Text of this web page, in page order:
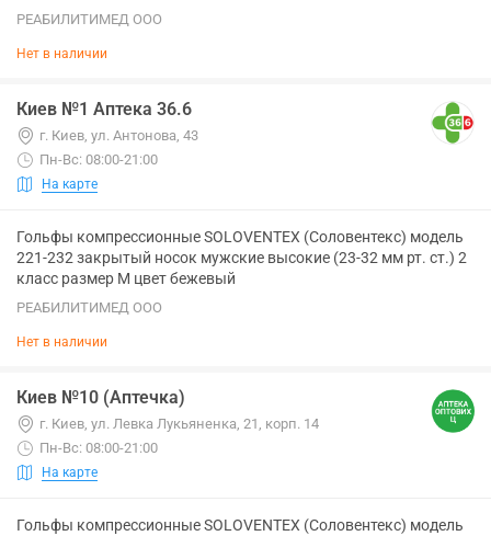
РЕАБИЛИТИМЕД ООО
Нет в наличии
Киев №1 Аптека 36.6
г. Киев, ул. Антонова, 43
Пн-Вс: 08:00-21:00
На карте
Гольфы компрессионные SOLOVENTEX (Соловентекс) модель
221-232 закрытый носок мужские высокие (23-32 мм рт. ст.) 2
класс размер M цвет бежевый
РЕАБИЛИТИМЕД ООО
Нет в наличии
Киев №10 (Аптечка)
г. Киев, ул. Левка Лукьяненка, 21, корп. 14
Пн-Вс: 08:00-21:00
На карте
Гольфы компрессионные SOLOVENTEX (Соловентекс) модель